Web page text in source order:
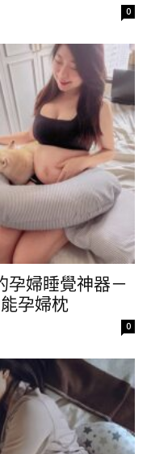
0
孕婦睡覺神器－
孕婦枕
0